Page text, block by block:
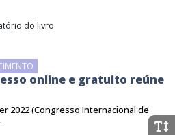
do livro
online e gratuito reúne
2022 (Congresso Internacional de